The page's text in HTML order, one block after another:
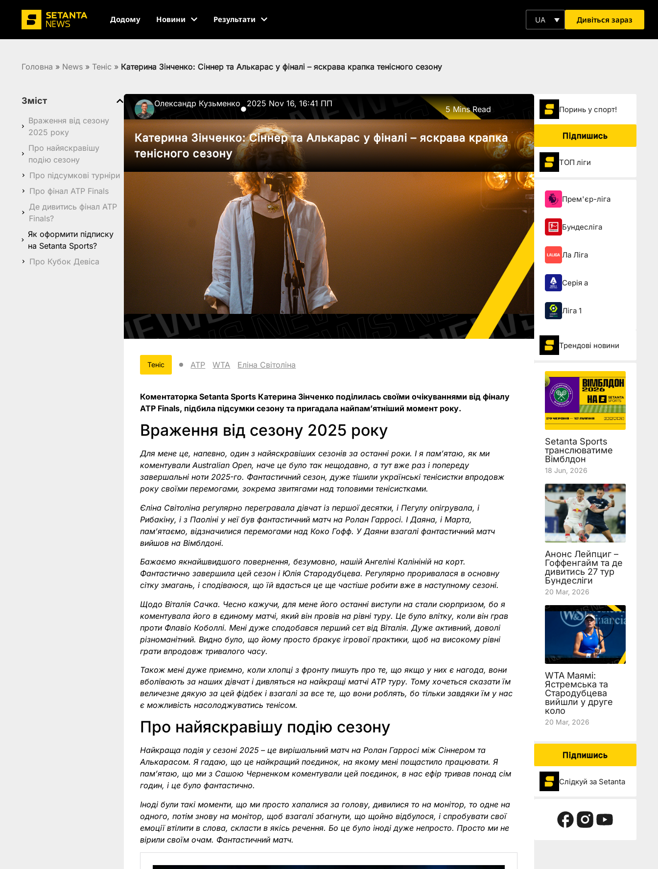
Додому Новини Результати UA Дивіться зараз
Головна » News » Теніс » Катерина Зінченко: Сіннер та Алькарас у фіналі – яскрава крапка тенісного сезону
Зміст
Враження від сезону
2025 року
Про найяскравішу
подію сезону
Про підсумкові турніри
Про фінал ATP Finals
Де дивитись фінал ATP
Finals?
Як оформити підписку
на Setanta Sports?
Про Кубок Девіса
Олександр Кузьменко
●
2025 Nov 16, 16:41 ПП
5 Mins Read
Катерина Зінченко: Сіннер та Алькарас у фіналі – яскрава крапка
тенісного сезону
Теніс ATP WTA Еліна Світоліна
Коментаторка Setanta Sports Катерина Зінченко поділилась своїми очікуваннями від фіналу
ATP Finals, підбила підсумки сезону та пригадала найпам’ятніший момент року.
Враження від сезону 2025 року
Для мене це, напевно, один з найяскравіших сезонів за останні роки. І я пам’ятаю, як ми
коментували Australian Open, наче це було так нещодавно, а тут вже раз і попереду
завершальні ноти 2025-го. Фантастичний сезон, дуже тішили українські тенісистки впродовж
року своїми перемогами, зокрема звитягами над топовими тенісистками.
Єліна Світоліна регулярно перегравала дівчат із першої десятки, і Пегулу опігрувала, і
Рибакіну, і з Паоліні у неї був фантастичний матч на Ролан Гарросі. І Даяна, і Марта,
пам’ятаємо, відзначилися перемогами над Коко Гофф. У Даяни взагалі фантастичний матч
вийшов на Вімблдоні.
Бажаємо якнайшвидшого повернення, безумовно, нашій Ангеліні Калініній на корт.
Фантастично завершила цей сезон і Юлія Стародубцева. Регулярно проривалася в основну
сітку змагань, і сподіваюся, що їй вдасться це ще частіше робити вже в наступному сезоні.
Щодо Віталія Сачка. Чесно кажучи, для мене його останні виступи на стали сюрпризом, бо я
коментувала його в єдиному матчі, який він провів на рівні туру. Це було влітку, коли він грав
проти Флавіо Коболлі. Мені дуже сподобався перший сет від Віталія. Дуже активний, доволі
різноманітний. Видно було, що йому просто бракує ігрової практики, щоб на високому рівні
грати впродовж тривалого часу.
Також мені дуже приємно, коли хлопці з фронту пишуть про те, що якщо у них є нагода, вони
вболівають за наших дівчат і дивляться на найкращі матчі ATP туру. Тому хочеться сказати їм
величезне дякую за цей фідбек і взагалі за все те, що вони роблять, бо тільки завдяки їм у нас
є можливість насолоджуватись тенісом.
Про найяскравішу подію сезону
Найкраща подія у сезоні 2025 – це вирішальний матч на Ролан Гарросі між Сіннером та
Алькарасом. Я гадаю, що це найкращий поєдинок, на якому мені пощастило працювати. Я
пам’ятаю, що ми з Сашою Черненком коментували цей поєдинок, в нас ефір тривав понад сім
годин, і це було фантастично.
Іноді були такі моменти, що ми просто хапалися за голову, дивилися то на монітор, то одне на
одного, потім знову на монітор, щоб взагалі збагнути, що щойно відбулося, і спробувати свої
емоції втілити в слова, скласти в якісь речення. Бо це було іноді дуже непросто. Просто ми не
вірили своїм очам. Фантастичний матч.
Поринь у спорт!
Підпишись
ТОП ліги
Прем'єр-ліга
Бундесліга
Ла Ліга
Серія а
Ліга 1
Трендові новини
Setanta Sports
транслюватиме
Вімблдон
18 Jun, 2026
Анонс Лейпциг –
Гоффенгайм та де
дивитись 27 тур
Бундесліги
20 Mar, 2026
WTA Маямі:
Ястремська та
Стародубцева
вийшли у друге
коло
20 Mar, 2026
Підпишись
Слідкуй за Setanta